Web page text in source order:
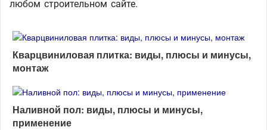
любом строительном сайте.
Кварцвиниловая плитка: виды, плюсы и минусы,
монтаж
Наливной пол: виды, плюсы и минусы,
применение